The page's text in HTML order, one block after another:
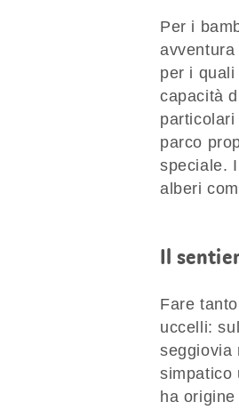
Per i
per i
capacità
parco
speciale.
alberi
Il
Fare
uccelli:
seggiovia
simpatico
ha